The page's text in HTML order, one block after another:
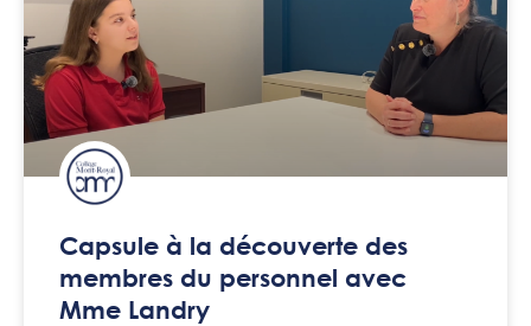
Capsule à la découverte des
membres du personnel avec
Mme Landry